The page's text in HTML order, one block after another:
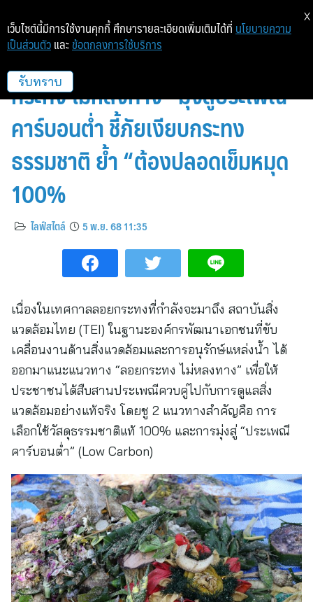
สถาบันสิ่งแวดล้อมไทย แนะ “ลอย
กระทง ไม่หลงทาง” มุ่งสู่ประเพณี
คาร์บอนต่ำ ชี้ภัยเงียบกระทง
ธรรมชาติ ย้ำ “ต้องปลอดเข็มหมุด
100%
ไลฟ์สไตล์ 5 พ.ย. 68 11:35
เนื่องในเทศกาลลอยกระทงที่กำลังจะมาถึง สถาบันสิ่ง
แวดล้อมไทย (TEI) ในฐานะองค์กรพัฒนาเอกชนที่ขับ
เคลื่อนงานด้านสิ่งแวดล้อมและการอนุรักษ์แหล่งน้ำ ได้
ออกมาแนะแนวทาง “ลอยกระทง ไม่หลงทาง” เพื่อให้
ประชาชนได้สืบสานประเพณีควบคู่ไปกับการดูแลสิ่ง
แวดล้อมอย่างแท้จริง โดยชู 2 แนวทางสำคัญคือ การ
เลือกใช้วัสดุธรรมชาติแท้ 100% และการมุ่งสู่ “ประเพณี
คาร์บอนต่ำ” (Low Carbon)
เว็บไซต์นี้มีการใช้งานคุกกี้ ศึกษารายละเอียดเพิ่มเติมได้ที่ นโยบายความ
เป็นส่วนตัว และ ข้อตกลงการใช้บริการ
รับทราบ
X